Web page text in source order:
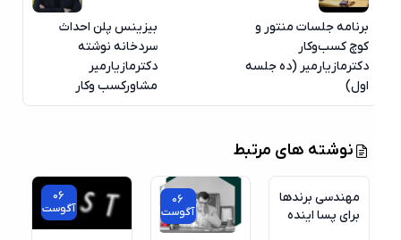
برنامه جلسات منتور و
کوچ کسب‌وکار
دکترمازیارمیر (ده جلسه
بیزینس پلن احداث
سردخانه نوشته
دکترمازیارمیر
مشاورکسب وکار
نوشته های مرتبط
مهندسی برندها
برای پسا اینده
06
آگوست
06
آگوست